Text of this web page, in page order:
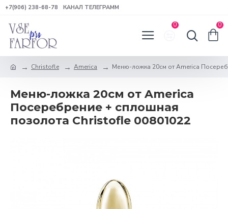
+7(906) 238-68-78 КАНАЛ ТЕЛЕГРАММ
0 0
Christofle America Меню-ложка 20см от America
Меню-ложка 20см от America
Посеребрение + сплошная
позолота Christofle 00801022